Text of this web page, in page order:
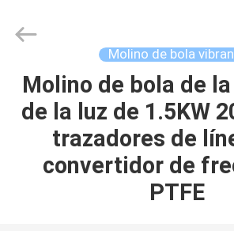
HOGAR
PRODUCTOS
Powder
Technology
Reserved.
Molino de bola
Molino de bola de
de la luz de 1.5KW
trazadores de
convertidor de
PTFE